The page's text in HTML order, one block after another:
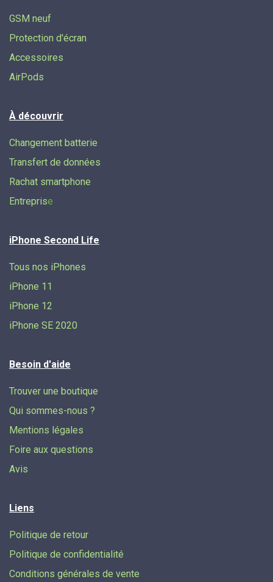
GSM neuf
Protection d'écran
Accessoires
AirPods
À découvrir
Changement batterie
Transfert de données​
Rachat smartphone
Entreprise
iPhone Second Life
Tous nos iPhones
iPhone 11
iPhone 12
iPhone SE 2020
Besoin d'aide
Trouver une boutique
Qui sommes-nous ?
Mentions légales
Foire aux questions
Avis
Liens
Politique de retour
Politique de confidentialité
Conditions générales de vente